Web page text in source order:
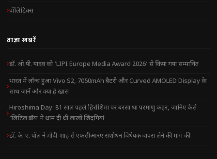
पॉलिटिक्स
ताज़ा खबरें
डॉ. ओ.पी. यादव को ‘LIPI Europe Media Award 2026’ से किया गया सम्मानित
भारत में लॉन्च हुआ Vivo S2, 7050mAh बैटरी और Curved AMOLED Display के
साथ जानें और क्या है खास
Hiroshima Day: 81 साल पहले हिरोशिमा पर बरसा था परमाणु कहर, जानिए कैसे
‘लिटिल बॉय’ ने थाम दी थी लाखों जिंदगियां
डॉ. के. ए. पॉल ने मोदी-शाह से एफसीआरए संशोधन विधेयक वापस लेने की मांग की